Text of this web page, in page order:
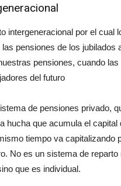
intergeneracional por el cual
pensiones de los jubilados
pensiones, cuando
del futuro
de pensiones privado,
hucha que acumula el capital
tiempo va capitalizando
No es un sistema de reparto
que es individual.